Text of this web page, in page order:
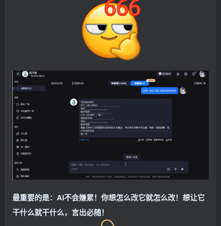
最重要的是：AI不会嫌累！你想怎么改它就怎么改！想让它
干什么就干什么，言出必随！